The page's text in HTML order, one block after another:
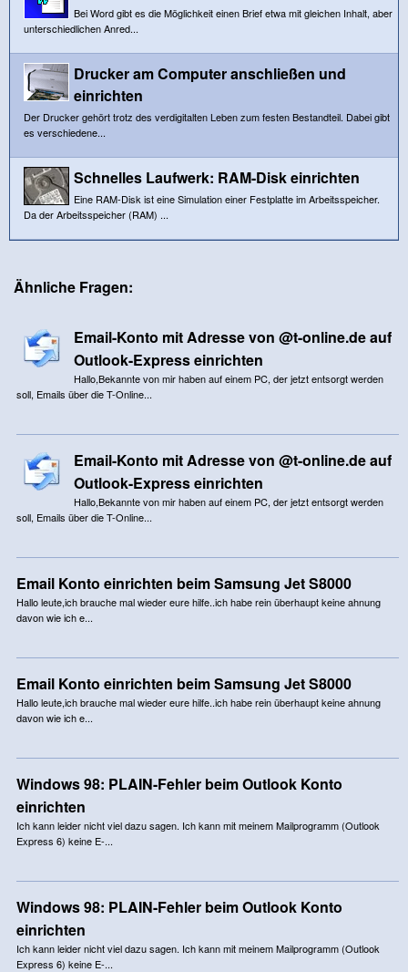
Bei Word gibt es die Möglichkeit einen Brief etwa mit gleichen Inhalt, aber
unterschiedlichen Anred...
Drucker am Computer anschließen und
einrichten
Der Drucker gehört trotz des verdigitalten Leben zum festen Bestandteil. Dabei gibt
es verschiedene...
Schnelles Laufwerk: RAM-Disk einrichten
Eine RAM-Disk ist eine Simulation einer Festplatte im Arbeitsspeicher.
Da der Arbeitsspeicher (RAM) ...
Ähnliche Fragen:
Email-Konto mit Adresse von @t-online.de auf
Outlook-Express einrichten
Hallo,Bekannte von mir haben auf einem PC, der jetzt entsorgt werden
soll, Emails über die T-Online...
Email-Konto mit Adresse von @t-online.de auf
Outlook-Express einrichten
Hallo,Bekannte von mir haben auf einem PC, der jetzt entsorgt werden
soll, Emails über die T-Online...
Email Konto einrichten beim Samsung Jet S8000
Hallo leute,ich brauche mal wieder eure hilfe..ich habe rein überhaupt keine ahnung
davon wie ich e...
Email Konto einrichten beim Samsung Jet S8000
Hallo leute,ich brauche mal wieder eure hilfe..ich habe rein überhaupt keine ahnung
davon wie ich e...
Windows 98: PLAIN-Fehler beim Outlook Konto
einrichten
Ich kann leider nicht viel dazu sagen. Ich kann mit meinem Mailprogramm (Outlook
Express 6) keine E-...
Windows 98: PLAIN-Fehler beim Outlook Konto
einrichten
Ich kann leider nicht viel dazu sagen. Ich kann mit meinem Mailprogramm (Outlook
Express 6) keine E-...